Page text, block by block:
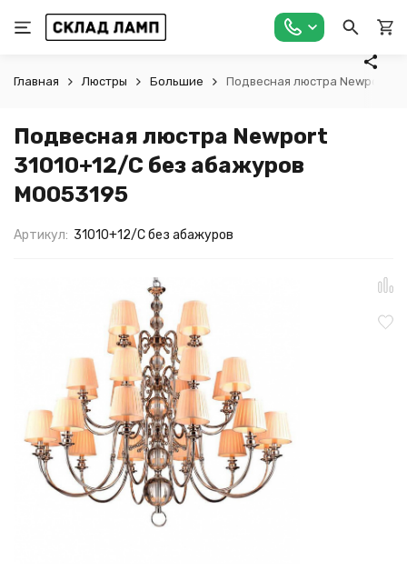
Главная Люстры Большие Подвесная люстра Newport
Подвесная люстра Newport
31010+12/C без абажуров
М0053195
Артикул: 31010+12/C без абажуров